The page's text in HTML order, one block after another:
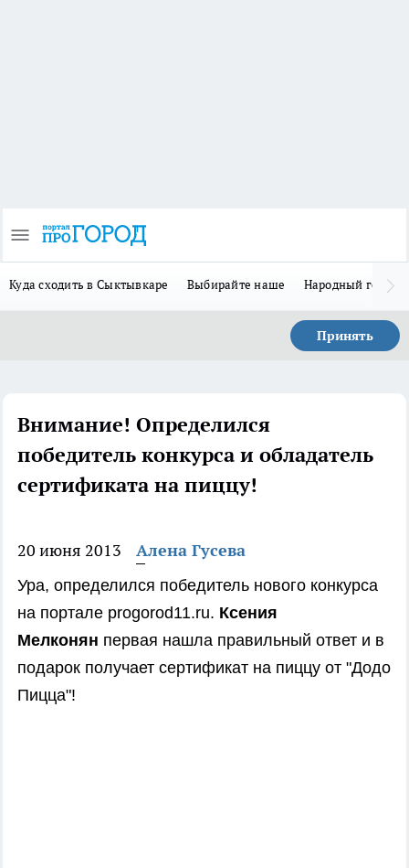
Куда сходить в Сыктывкаре Выбирайте наше Народный герой
Принять
Внимание! Определился
победитель конкурса и обладатель
сертификата на пиццу!
20 июня 2013 Алена Гусева
Ура, определился победитель нового конкурса
на портале progorod11.ru. Ксения
Мелконян первая нашла правильный ответ и в
подарок получает сертификат на пиццу от "Додо
Пицца"!